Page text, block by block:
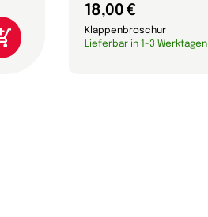
18,00 €
Klappenbroschur
Lieferbar in 1-3 Werktagen